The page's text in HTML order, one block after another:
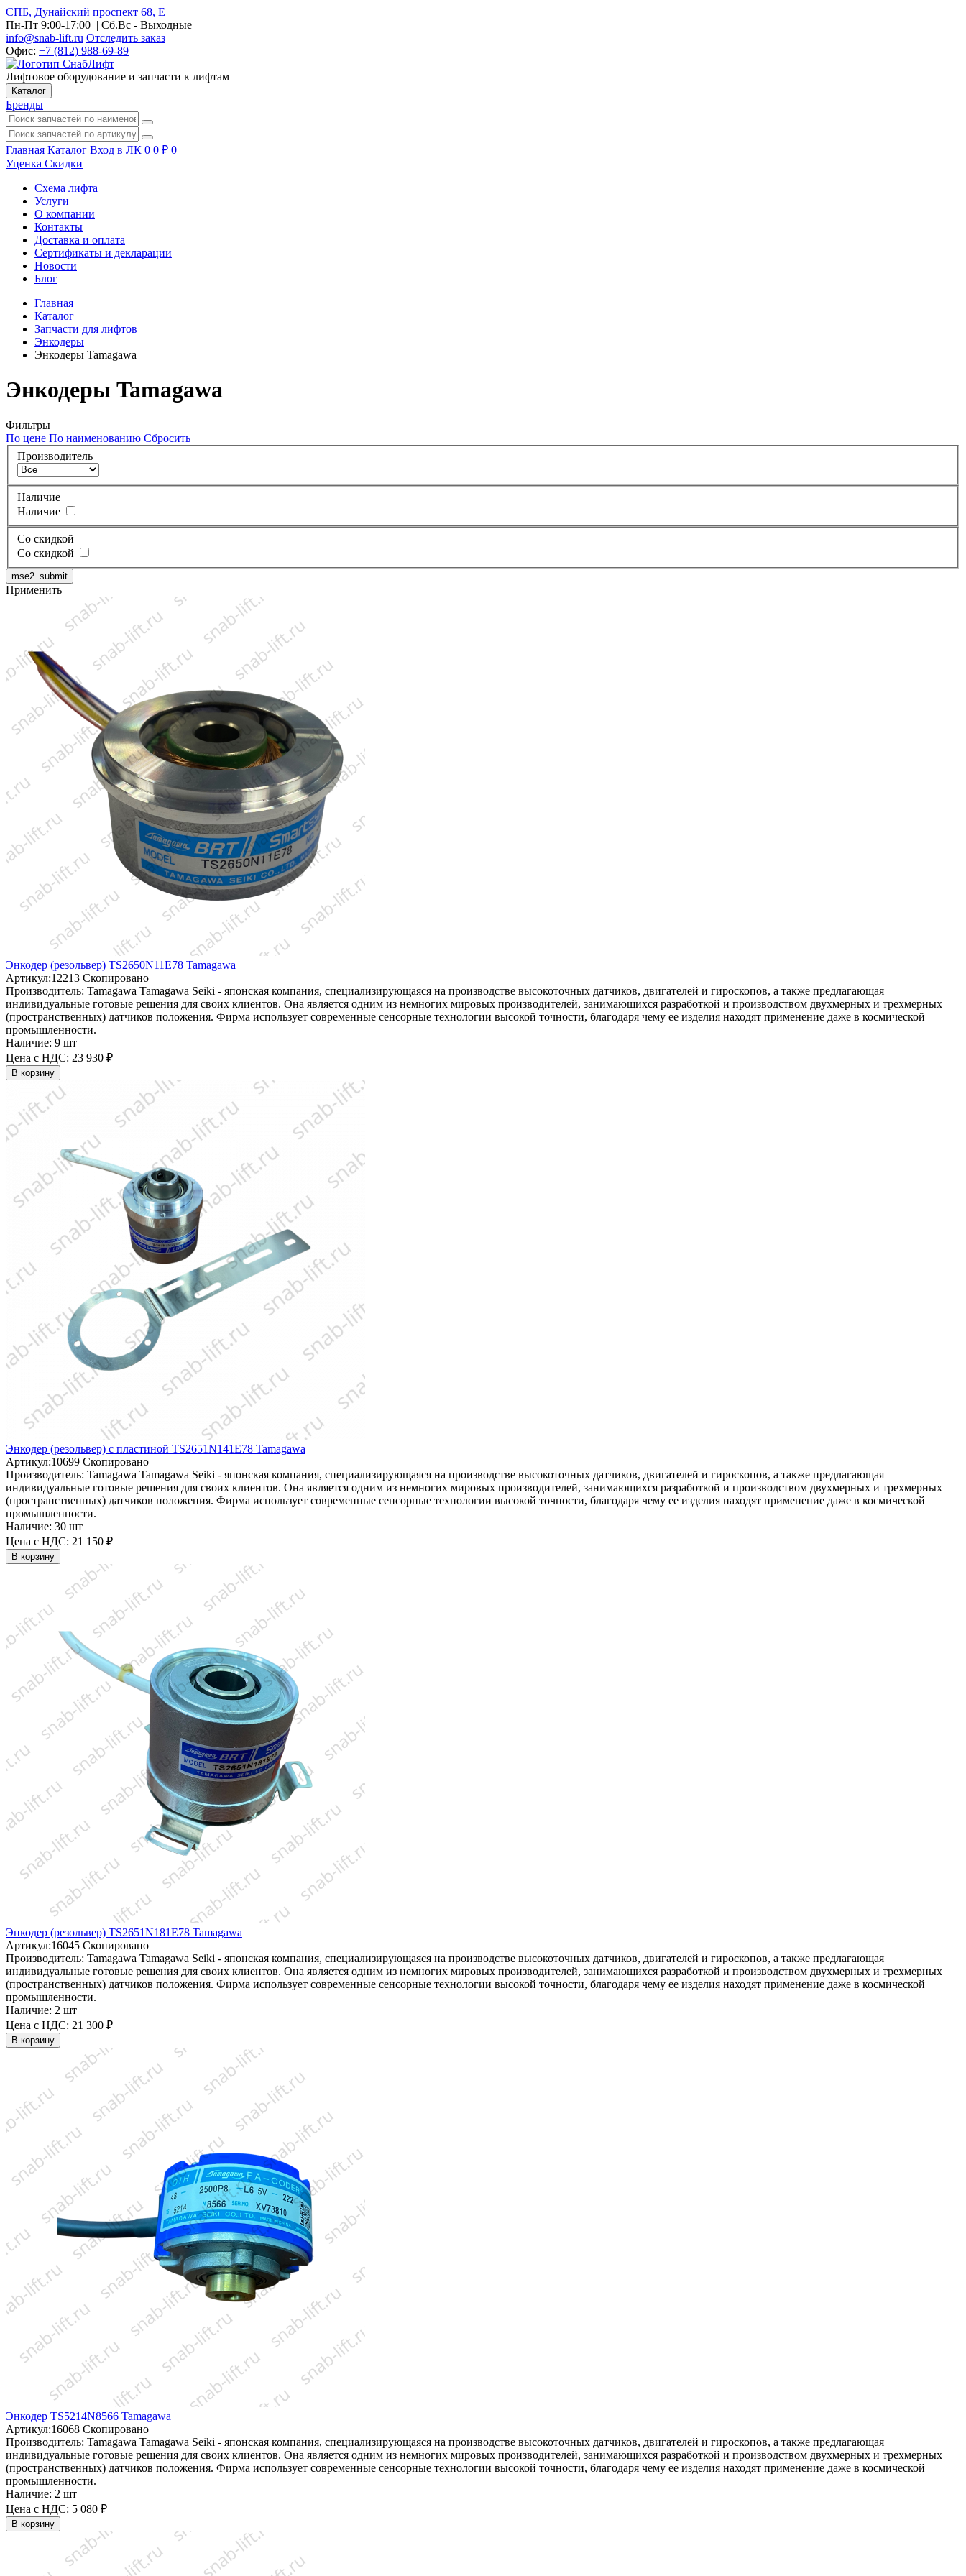
СПБ, Дунайский проспект 68, Е
Пн-Пт 9:00-17:00 | Сб.Вс - Выходные
info@snab-lift.ru Отследить заказ
Офис: +7 (812) 988-69-89
Лифтовое оборудование и запчасти к лифтам
Каталог
Бренды
Главная Каталог Вход в ЛК 0 0 ₽ 0
Уценка Скидки
Схема лифта
Услуги
О компании
Контакты
Доставка и оплата
Сертификаты и декларации
Новости
Блог
Главная
Каталог
Запчасти для лифтов
Энкодеры
Энкодеры Tamagawa
Энкодеры Tamagawa
Фильтры
По цене По наименованию Сбросить
Производитель
Наличие
Наличие
Со скидкой
Со скидкой
mse2_submit
Применить
Энкодер (резольвер) TS2650N11E78 Tamagawa
Артикул:12213 Скопировано
Производитель: Tamagawa Tamagawa Seiki - японская компания, специализирующаяся на производстве высокоточных датчиков, двигателей и гироскопов, а также предлагающая
индивидуальные готовые решения для своих клиентов. Она является одним из немногих мировых производителей, занимающихся разработкой и производством двухмерных и трехмерных
(пространственных) датчиков положения. Фирма использует современные сенсорные технологии высокой точности, благодаря чему ее изделия находят применение даже в космической
промышленности.
Наличие: 9 шт
Цена с НДС: 23 930 ₽
В корзину
Энкодер (резольвер) с пластиной TS2651N141E78 Tamagawa
Артикул:10699 Скопировано
Производитель: Tamagawa Tamagawa Seiki - японская компания, специализирующаяся на производстве высокоточных датчиков, двигателей и гироскопов, а также предлагающая
индивидуальные готовые решения для своих клиентов. Она является одним из немногих мировых производителей, занимающихся разработкой и производством двухмерных и трехмерных
(пространственных) датчиков положения. Фирма использует современные сенсорные технологии высокой точности, благодаря чему ее изделия находят применение даже в космической
промышленности.
Наличие: 30 шт
Цена с НДС: 21 150 ₽
В корзину
Энкодер (резольвер) TS2651N181E78 Tamagawa
Артикул:16045 Скопировано
Производитель: Tamagawa Tamagawa Seiki - японская компания, специализирующаяся на производстве высокоточных датчиков, двигателей и гироскопов, а также предлагающая
индивидуальные готовые решения для своих клиентов. Она является одним из немногих мировых производителей, занимающихся разработкой и производством двухмерных и трехмерных
(пространственных) датчиков положения. Фирма использует современные сенсорные технологии высокой точности, благодаря чему ее изделия находят применение даже в космической
промышленности.
Наличие: 2 шт
Цена с НДС: 21 300 ₽
В корзину
Энкодер TS5214N8566 Tamagawa
Артикул:16068 Скопировано
Производитель: Tamagawa Tamagawa Seiki - японская компания, специализирующаяся на производстве высокоточных датчиков, двигателей и гироскопов, а также предлагающая
индивидуальные готовые решения для своих клиентов. Она является одним из немногих мировых производителей, занимающихся разработкой и производством двухмерных и трехмерных
(пространственных) датчиков положения. Фирма использует современные сенсорные технологии высокой точности, благодаря чему ее изделия находят применение даже в космической
промышленности.
Наличие: 2 шт
Цена с НДС: 5 080 ₽
В корзину